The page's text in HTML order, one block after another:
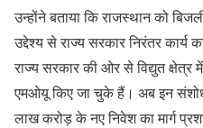
उन्होंने बताया कि राजस्थान को
उद्देश्य से राज्य सरकार निरंतर
राज्य सरकार की ओर से विद्युत
एमओयू किए जा चुके हैं। अब इन
लाख करोड़ के नए निवेश का मार्ग